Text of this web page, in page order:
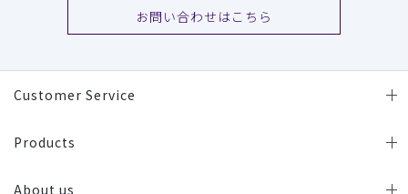
お問い合わせはこちら
Customer Service
Products
About us